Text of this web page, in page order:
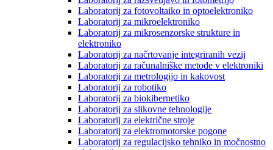
Laboratorij za fotovoltaiko in optoelektroniko
Laboratorij za mikroelektroniko
Laboratorij za mikrosenzorske strukture in
elektroniko
Laboratorij za načrtovanje integriranih vezij
Laboratorij za računalniške metode v elektroniki
Laboratorij za metrologijo in kakovost
Laboratorij za robotiko
Laboratorij za biokibernetiko
Laboratorij za slikovne tehnologije
Laboratorij za električne stroje
Laboratorij za elektromotorske pogone
Laboratorij za regulacijsko tehniko in močnostno